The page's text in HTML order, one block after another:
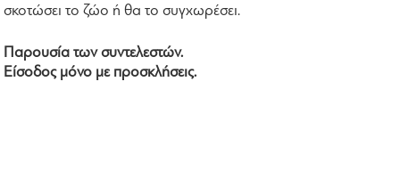
σκοτώσει το ζώο ή θα το συγχωρέσει.
Παρουσία των συντελεστών.
Είσοδος μόνο με προσκλήσεις.